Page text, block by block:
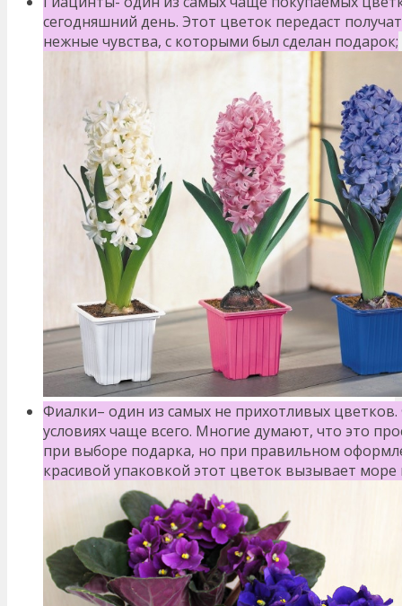
сегодняшний день. Этот цветок передаст
нежные чувства, с которыми был сделан подарок;
Фиалки– один из самых не прихотливых
условиях чаще всего. Многие думают, что это
при выборе подарка, но при правильном
красивой упаковкой этот цветок вызывает